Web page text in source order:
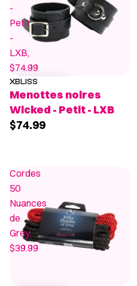
-
Petit
-
LXB,
$74.99
XBLISS
Menottes noires
Wicked - Petit - LXB
$74.99
Cordes
50
Nuances
de
Grey,
$39.99